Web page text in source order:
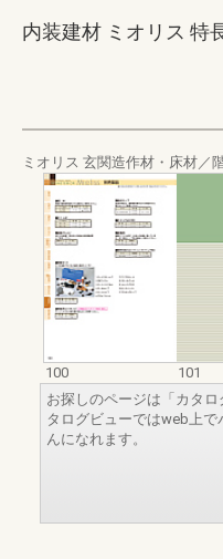
内装建材 ミオリス 特
ミオリス 玄関造作材・床材／
100
101
お探しのページは「カタ
タログビューではweb上
んになれます。